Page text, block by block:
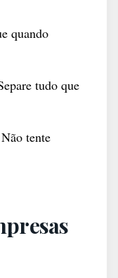
quando
tudo que
tente